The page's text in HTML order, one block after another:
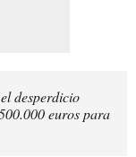
desperdicio
euros para